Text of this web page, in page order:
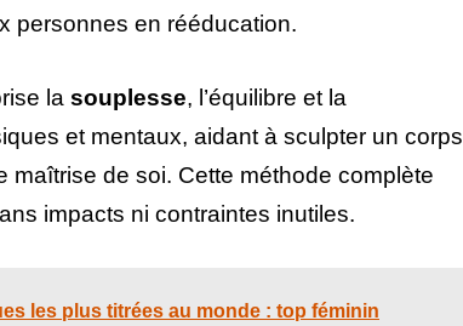
personnes en rééducation.
la souplesse, l’équilibre et la
et mentaux, aidant à sculpter un corps
de soi. Cette méthode complète
impacts ni contraintes inutiles.
les plus titrées au monde : top féminin